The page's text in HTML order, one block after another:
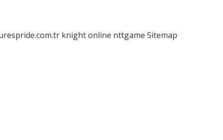
knight online nttgame Sitemap